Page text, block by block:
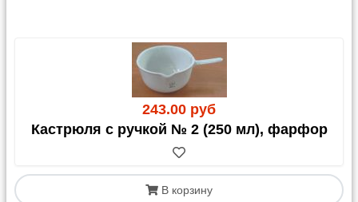
243.00 руб
Кастрюля с ручкой № 2 (250 мл), фарфор
В корзину